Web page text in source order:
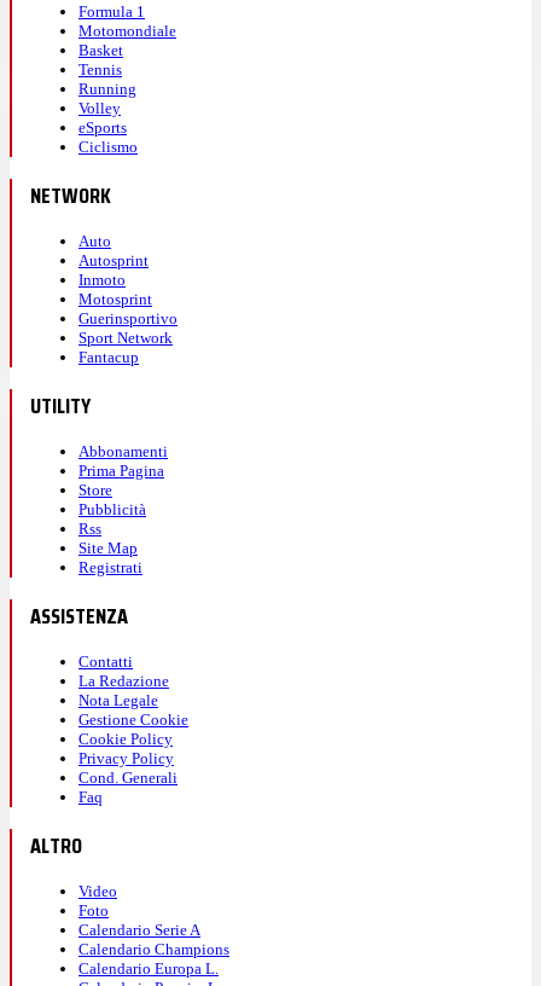
Formula 1
Motomondiale
Basket
Tennis
Running
Volley
eSports
Ciclismo
NETWORK
Auto
Autosprint
Inmoto
Motosprint
Guerinsportivo
Sport Network
Fantacup
UTILITY
Abbonamenti
Prima Pagina
Store
Pubblicità
Rss
Site Map
Registrati
ASSISTENZA
Contatti
La Redazione
Nota Legale
Gestione Cookie
Cookie Policy
Privacy Policy
Cond. Generali
Faq
ALTRO
Video
Foto
Calendario Serie A
Calendario Champions
Calendario Europa L.